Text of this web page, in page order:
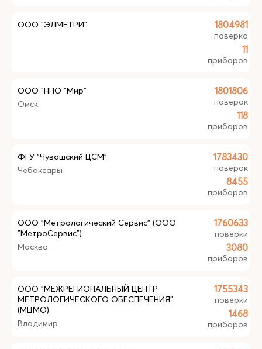
ООО "ЭЛМЕТРИ" 1804981
поверка
11
приборов
ООО "НПО "Мир"
Омск
1801806
поверок
118
приборов
ФГУ "Чувашский ЦСМ"
Чебоксары
1783430
поверок
8455
приборов
ООО "Метрологический Сервис" (ООО
"МетроСервис")
Москва
1760633
поверки
3080
приборов
ООО "МЕЖРЕГИОНАЛЬНЫЙ ЦЕНТР
МЕТРОЛОГИЧЕСКОГО ОБЕСПЕЧЕНИЯ"
(МЦМО)
Владимир
1755343
поверки
1468
приборов